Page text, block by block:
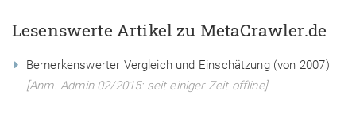
Lesenswerte Artikel zu MetaCrawler.de
Bemerkenswerter Vergleich und Einschätzung (von 2007)
[Anm. Admin 02/2015: seit einiger Zeit offline]